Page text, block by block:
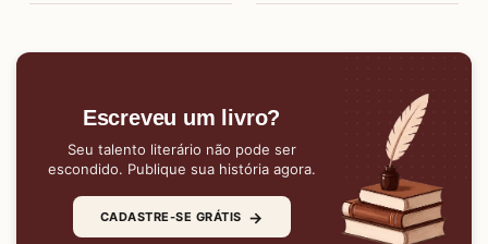
Escreveu um livro?
Seu talento literário não pode ser
escondido. Publique sua história agora.
CADASTRE-SE GRÁTIS →